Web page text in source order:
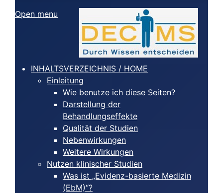
Open menu
INHALTSVERZEICHNIS / HOME
Einleitung
Wie benutze ich diese Seiten?
Darstellung der
Behandlungseffekte
Qualität der Studien
Nebenwirkungen
Weitere Wirkungen
Nutzen klinischer Studien
Was ist „Evidenz-basierte Medizin
(EbM)“?